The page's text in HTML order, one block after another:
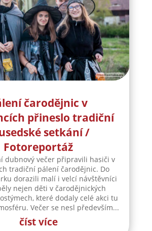
čarodějnic v
přineslo tradiční
setkání /
Fotoreportáž
dubnový večer připravili hasiči v
tradiční pálení čarodějnic. Do
dorazili malí i velcí návštěvníci
nejen děti v čarodějnických
které dodaly celé akci tu
Večer se nesl především...
číst více